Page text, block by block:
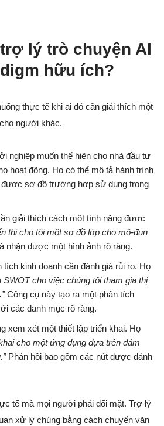
lý trò chuyện AI
hữu ích?
thực tế khi ai đó cần giải thích một
người khác.
nghiệp muốn thể hiện cho nhà đầu tư
hoạt động. Họ có thể mô tả hành trình
sơ đồ trường hợp sử dụng trong
giải thích cách một tính năng được
thị cho tôi một sơ đồ lớp cho mô-đun
nhận được một hình ảnh rõ ràng.
tích kinh doanh cần đánh giá rủi ro. Họ
SWOT cho việc chúng tôi tham gia thị
Công cụ này tạo ra một phân tích
các danh mục rõ ràng.
xem xét một thiết lập triển khai. Họ
cho một ứng dụng dựa trên đám
Phản hồi bao gồm các nút được đánh
tế mà mọi người phải đối mặt. Trợ lý
xử lý chúng bằng cách chuyển văn